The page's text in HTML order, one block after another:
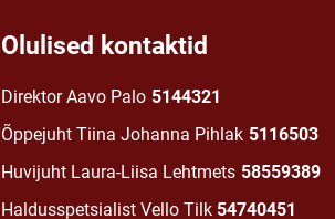
Olulised kontaktid
Direktor Aavo Palo 5144321
Õppejuht Tiina Johanna Pihlak 5116503
Huvijuht Laura-Liisa Lehtmets 58559389
Haldusspetsialist Vello Tilk 54740451